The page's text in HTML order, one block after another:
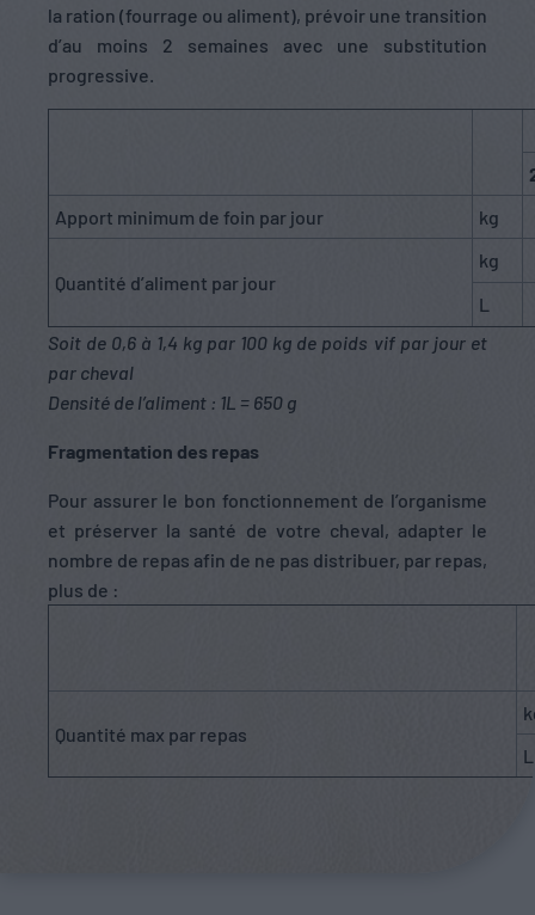
la ration (fourrage ou aliment), prévoir une transition
d’au moins 2 semaines avec une substitution
progressive.
Apport minimum de foin par jour
kg
Quantité d’aliment par jour
kg
L
Soit de 0,6 à 1,4 kg par 100 kg de poids vif par jour et
par cheval
Densité de l’aliment : 1L = 650 g
Fragmentation des repas
Pour assurer le bon fonctionnement de l’organisme
et préserver la santé de votre cheval, adapter le
nombre de repas afin de ne pas distribuer, par repas,
plus de :
Quantité max par repas
L